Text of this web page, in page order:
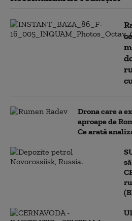
Drona care a
aproape de
Ce arată